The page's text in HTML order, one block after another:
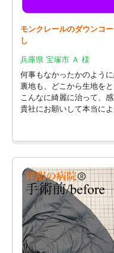
モンクレールのダウンコ
し
兵庫県 宝塚市 Ａ 様
何事もなかったかのよう
裏地も、どこから生地を
こんなに綺麗に治って、感
貴社にお願いして本当に